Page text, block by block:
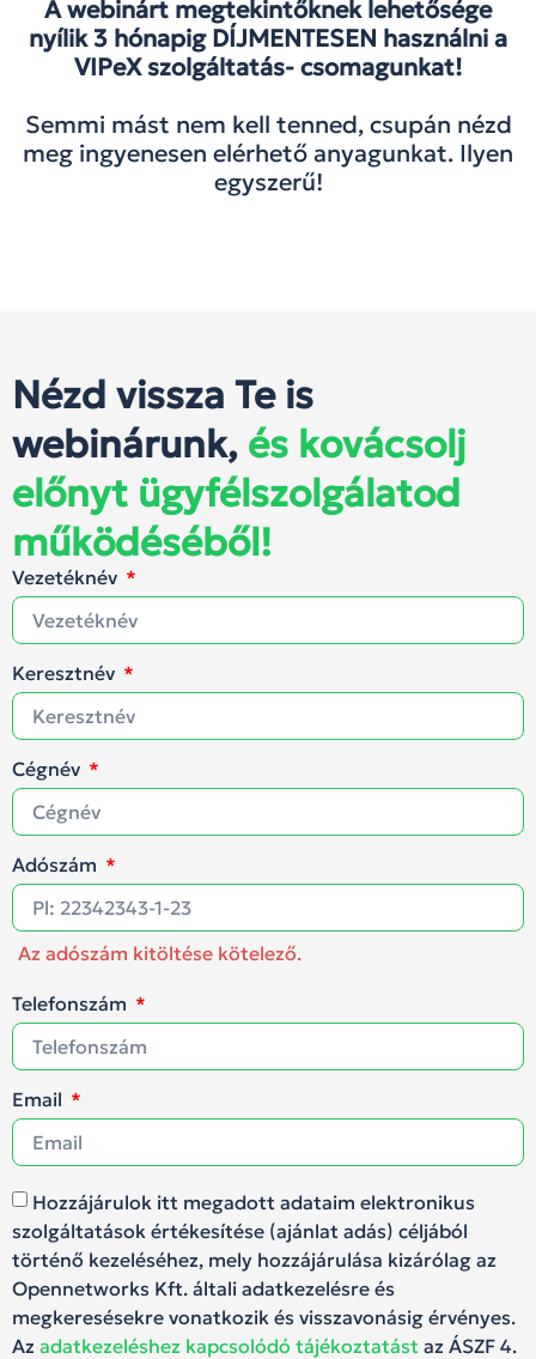
A webinárt megtekintőknek lehetősége
nyílik 3 hónapig DÍJMENTESEN használni a
VIPeX szolgáltatás- csomagunkat!
Semmi mást nem kell tenned, csupán nézd
meg ingyenesen elérhető anyagunkat. Ilyen
egyszerű!
Nézd vissza Te is
webinárunk, és kovácsolj
előnyt ügyfélszolgálatod
működéséből!
Vezetéknév
Keresztnév
Cégnév
Adószám
Az adószám kitöltése kötelező.
Telefonszám
Email
Hozzájárulok itt megadott adataim elektronikus
szolgáltatások értékesítése (ajánlat adás) céljából
történő kezeléséhez, mely hozzájárulása kizárólag az
Opennetworks Kft. általi adatkezelésre és
megkeresésekre vonatkozik és visszavonásig érvényes.
Az adatkezeléshez kapcsolódó tájékoztatást az ÁSZF 4.